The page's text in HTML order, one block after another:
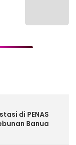
di PENAS
Banua